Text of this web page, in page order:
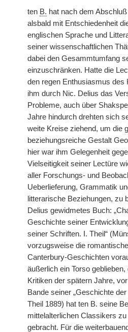
ten B. hat nach dem
alsbald mit Entschiedenheit
englischen Sprache und
seiner wissenschaftlichen
dabei den Gesammtumfang
einzuschränken. Hatte die
den regen Enthusiasmus des
ihm durch Nic. Delius das
Probleme, auch über
Jahre hindurch drehten sich
weite Kreise ziehend, um die
beziehungsreiche Gestalt
hier war ihm Gelegenheit
Vielseitigkeit seiner Lectüre
aller Forschungs- und
Ueberlieferung, Grammatik
litterarische Beziehungen, zu
Delius gewidmetes Buch:
Geschichte seiner
seiner Schriften. I. Theil“
vorzugsweise die
Canterbury-Geschichten
äußerlich ein Torso
Kritiken der spätern Jahre,
Bande seiner „Geschichte
Theil 1889) hat ten B. seine
mittelalterlichen Classikers
gebracht. Für die